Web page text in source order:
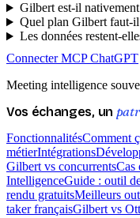
Gilbert est-il
Quel plan Gilbert faut-
Les données restent-
Connecter MCP ChatGPT
Meeting intelligence
Vos échanges, un
FonctionnalitésComment
métierIntégrations
Gilbert vs concurrentsCas
IntelligenceGuide : outil
rendu gratuitsMeilleurs
taker françaisGilbert vs